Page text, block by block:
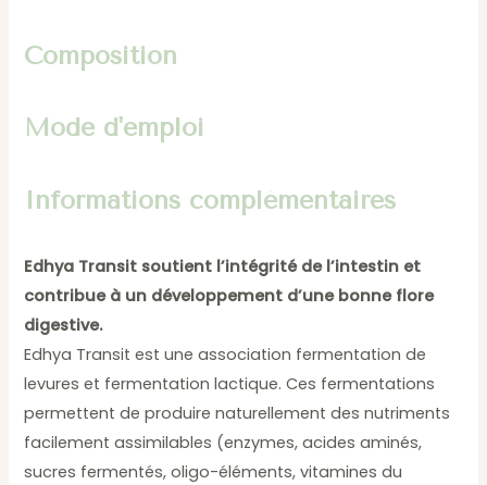
Composition
Mode d'emploi
Informations complémentaires
Edhya Transit soutient l’intégrité de l’intestin et
contribue à un développement d’une bonne flore
digestive.
Edhya Transit est une association fermentation de
levures et fermentation lactique. Ces fermentations
permettent de produire naturellement des nutriments
facilement assimilables (enzymes, acides aminés,
sucres fermentés, oligo-éléments, vitamines du